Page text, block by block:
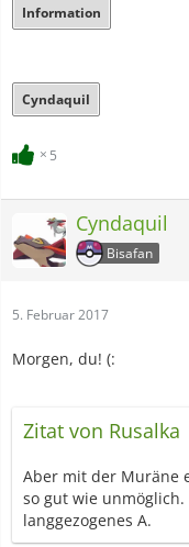
Information
Cyndaquil
5
Cyndaquil
Bisafan
5. Februar 2017
Morgen, du! (:
Zitat von Rusalka
Aber mit der Muräne
so gut wie
langgezogenes A.